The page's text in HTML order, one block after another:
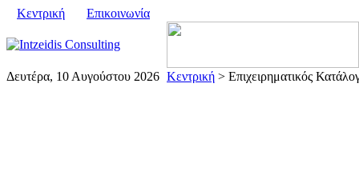
Κεντρική Επικοινωνία
Δευτέρα, 10 Αυγούστου 2026 Κεντρική > Επιχειρηματικός